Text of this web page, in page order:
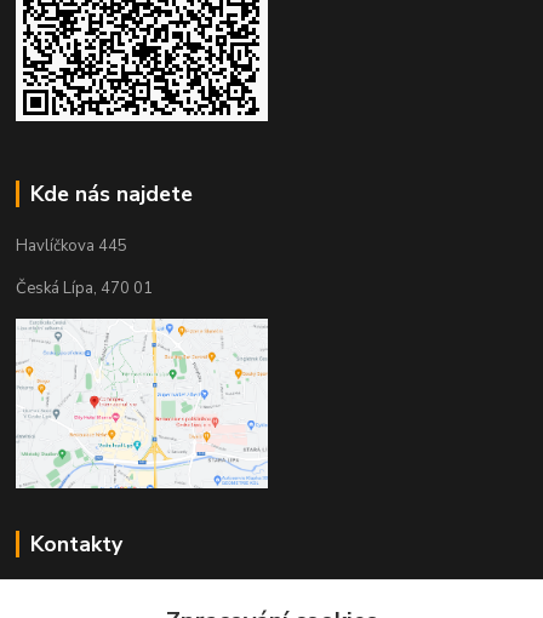
Kde nás najdete
Havlíčkova 445
Česká Lípa, 470 01
Kontakty